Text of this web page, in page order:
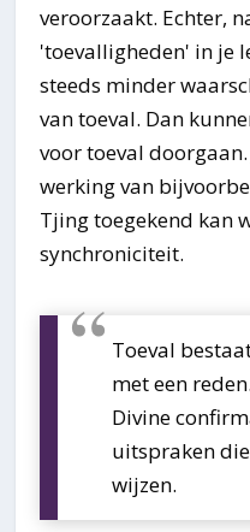
veroorzaakt. Echter,
'toevalligheden' in je
steeds minder
van toeval. Dan
voor toeval
werking van
Tjing toegekend kan
synchroniciteit.
Toeval
met een
Divine
uitspraken
wijzen.